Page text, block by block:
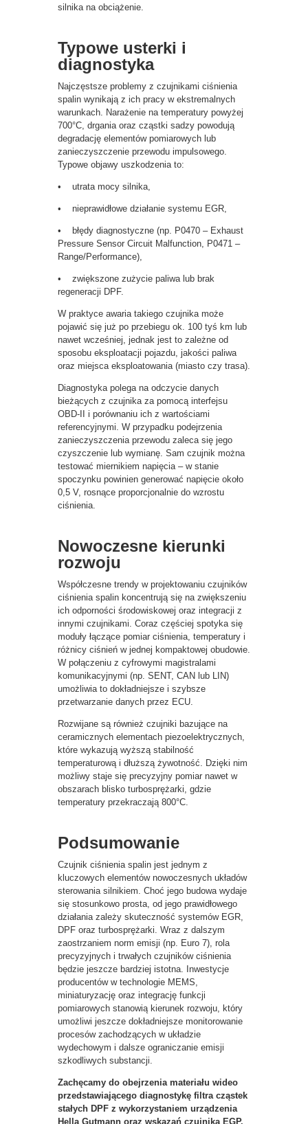
silnika na obciążenie.
Typowe usterki i
diagnostyka
Najczęstsze problemy z czujnikami ciśnienia
spalin wynikają z ich pracy w ekstremalnych
warunkach. Narażenie na temperatury powyżej
700°C, drgania oraz cząstki sadzy powodują
degradację elementów pomiarowych lub
zanieczyszczenie przewodu impulsowego.
Typowe objawy uszkodzenia to:
• utrata mocy silnika,
• nieprawidłowe działanie systemu EGR,
• błędy diagnostyczne (np. P0470 – Exhaust
Pressure Sensor Circuit Malfunction, P0471 –
Range/Performance),
• zwiększone zużycie paliwa lub brak
regeneracji DPF.
W praktyce awaria takiego czujnika może
pojawić się już po przebiegu ok. 100 tyś km lub
nawet wcześniej, jednak jest to zależne od
sposobu eksploatacji pojazdu, jakości paliwa
oraz miejsca eksploatowania (miasto czy trasa).
Diagnostyka polega na odczycie danych
bieżących z czujnika za pomocą interfejsu
OBD-II i porównaniu ich z wartościami
referencyjnymi. W przypadku podejrzenia
zanieczyszczenia przewodu zaleca się jego
czyszczenie lub wymianę. Sam czujnik można
testować miernikiem napięcia – w stanie
spoczynku powinien generować napięcie około
0,5 V, rosnące proporcjonalnie do wzrostu
ciśnienia.
Nowoczesne kierunki
rozwoju
Współczesne trendy w projektowaniu czujników
ciśnienia spalin koncentrują się na zwiększeniu
ich odporności środowiskowej oraz integracji z
innymi czujnikami. Coraz częściej spotyka się
moduły łączące pomiar ciśnienia, temperatury i
różnicy ciśnień w jednej kompaktowej obudowie.
W połączeniu z cyfrowymi magistralami
komunikacyjnymi (np. SENT, CAN lub LIN)
umożliwia to dokładniejsze i szybsze
przetwarzanie danych przez ECU.
Rozwijane są również czujniki bazujące na
ceramicznych elementach piezoelektrycznych,
które wykazują wyższą stabilność
temperaturową i dłuższą żywotność. Dzięki nim
możliwy staje się precyzyjny pomiar nawet w
obszarach blisko turbosprężarki, gdzie
temperatury przekraczają 800°C.
Podsumowanie
Czujnik ciśnienia spalin jest jednym z
kluczowych elementów nowoczesnych układów
sterowania silnikiem. Choć jego budowa wydaje
się stosunkowo prosta, od jego prawidłowego
działania zależy skuteczność systemów EGR,
DPF oraz turbosprężarki. Wraz z dalszym
zaostrzaniem norm emisji (np. Euro 7), rola
precyzyjnych i trwałych czujników ciśnienia
będzie jeszcze bardziej istotna. Inwestycje
producentów w technologie MEMS,
miniaturyzację oraz integrację funkcji
pomiarowych stanowią kierunek rozwoju, który
umożliwi jeszcze dokładniejsze monitorowanie
procesów zachodzących w układzie
wydechowym i dalsze ograniczanie emisji
szkodliwych substancji.
Zachęcamy do obejrzenia materiału wideo
przedstawiającego diagnostykę filtra cząstek
stałych DPF z wykorzystaniem urządzenia
Hella Gutmann oraz wskazań czujnika EGP.